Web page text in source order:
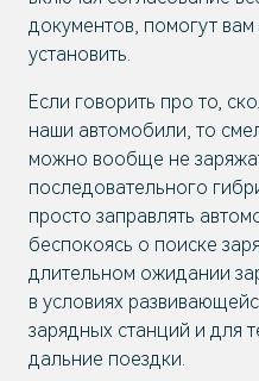
документов, помогут
установить.
Если говорить про то,
наши автомобили, то
можно вообще не
последовательного
просто заправлять
беспокоясь о поиске
длительном ожидании
в условиях
зарядных станций и для
дальние поездки.